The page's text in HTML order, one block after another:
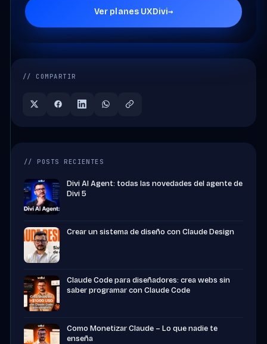
Ver planes UXDivi→
// COMPARTIR
// POSTS RECIENTES
Divi AI Agent: todas las novedades del agente de
Divi 5
Crear un sistema de diseño con Claude Design
Claude Code para diseñadores: crea webs sin
saber programar con Claude Code
Como Monetizar Claude – Lo que nadie te
enseña